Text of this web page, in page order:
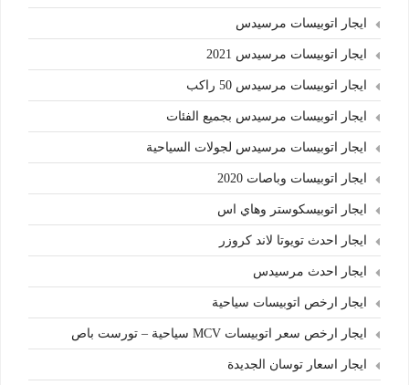
ايجار اتوبيسات مرسيدس
ايجار اتوبيسات مرسيدس 2021
ايجار اتوبيسات مرسيدس 50 راكب
ايجار اتوبيسات مرسيدس بجميع الفئات
ايجار اتوبيسات مرسيدس لجولات السياحية
ايجار اتوبيسات وباصات 2020
ايجار اتوبيسكوستر وهاي اس
ايجار احدث تويوتا لاند كروزر
ايجار احدث مرسيدس
ايجار ارخص اتوبيسات سياحية
ايجار ارخص سعر اتوبيسات MCV سياحية – تورست باص
ايجار اسعار توسان الجديدة